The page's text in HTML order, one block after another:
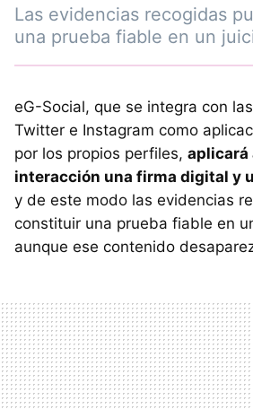
Las evidencias recogidas
una prueba fiable en un
eG-Social, que se integra con
Twitter e Instagram como
por los propios perfiles, aplicará
interacción una firma digital y
y de este modo las evidencias
constituir una prueba fiable en
aunque ese contenido